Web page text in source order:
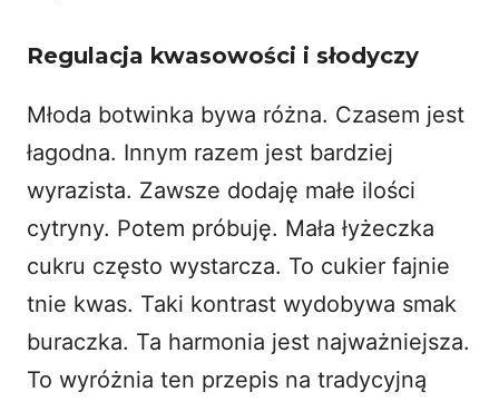
Regulacja kwasowości i słodyczy
Młoda botwinka bywa różna. Czasem jest
łagodna. Innym razem jest bardziej
wyrazista. Zawsze dodaję małe ilości
cytryny. Potem próbuję. Mała łyżeczka
cukru często wystarcza. To cukier fajnie
tnie kwas. Taki kontrast wydobywa smak
buraczka. Ta harmonia jest najważniejsza.
To wyróżnia ten przepis na tradycyjną